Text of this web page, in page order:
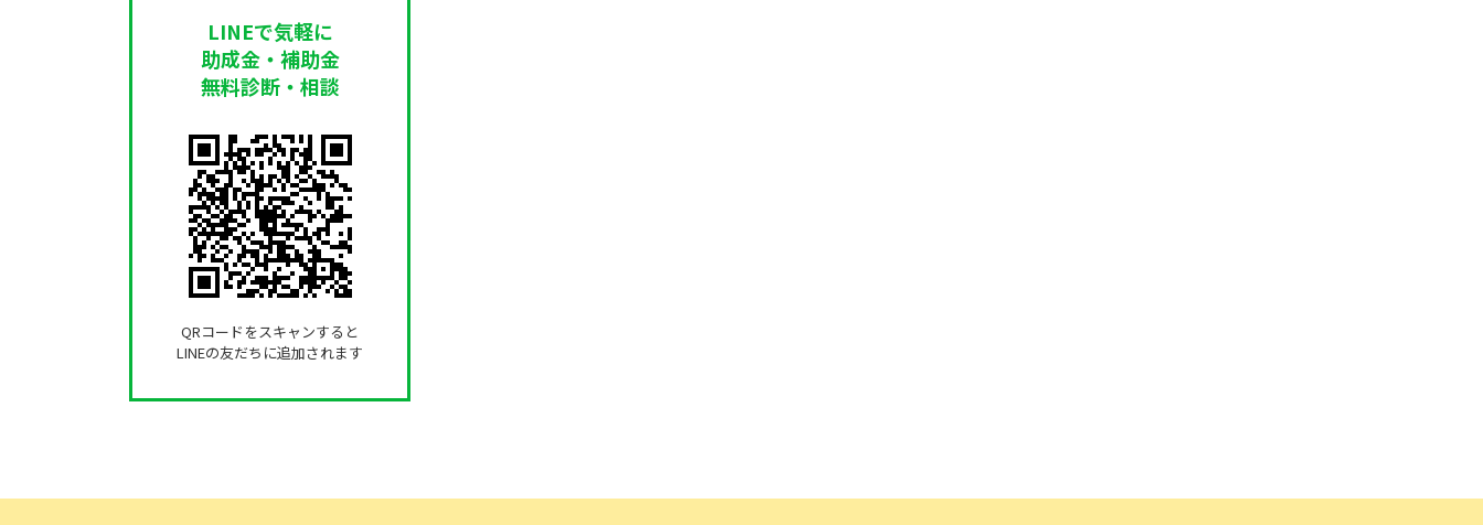
LINEで気軽に
助成金・補助金
無料診断・相談
QRコードをスキャンすると
LINEの友だちに追加されます